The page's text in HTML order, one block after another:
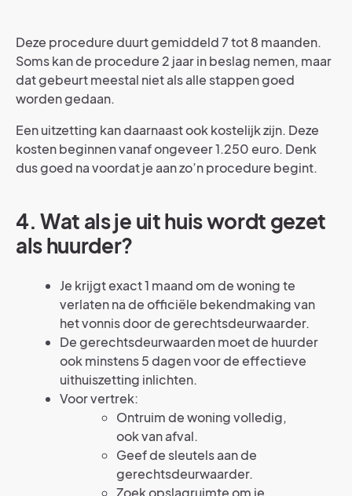
Deze procedure duurt gemiddeld 7 tot 8 maanden.
Soms kan de procedure 2 jaar in beslag nemen, maar
dat gebeurt meestal niet als alle stappen goed
worden gedaan.
Een uitzetting kan daarnaast ook kostelijk zijn. Deze
kosten beginnen vanaf ongeveer 1.250 euro. Denk
dus goed na voordat je aan zo’n procedure begint.
4. Wat als je uit huis wordt gezet
als huurder?
Je krijgt exact 1 maand om de woning te
verlaten na de officiële bekendmaking van
het vonnis door de gerechtsdeurwaarder.
De gerechtsdeurwaarden moet de huurder
ook minstens 5 dagen voor de effectieve
uithuiszetting inlichten.
Voor vertrek:
Ontruim de woning volledig,
ook van afval.
Geef de sleutels aan de
gerechtsdeurwaarder.
Zoek opslagruimte om je